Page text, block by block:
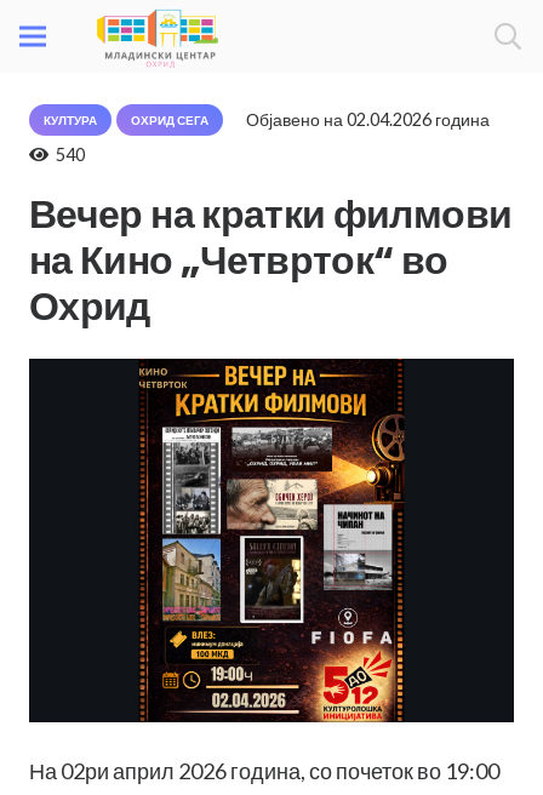
КУЛТУРА ОХРИД СЕГА Објавено на02.04.2026 година
540
Вечер на кратки филмови
на Кино „Четврток“ во
Охрид
На 02ри април 2026 година, со почеток во 19:00